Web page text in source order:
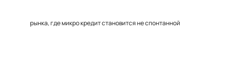
рынка, где микро кредит становится не спонтанной